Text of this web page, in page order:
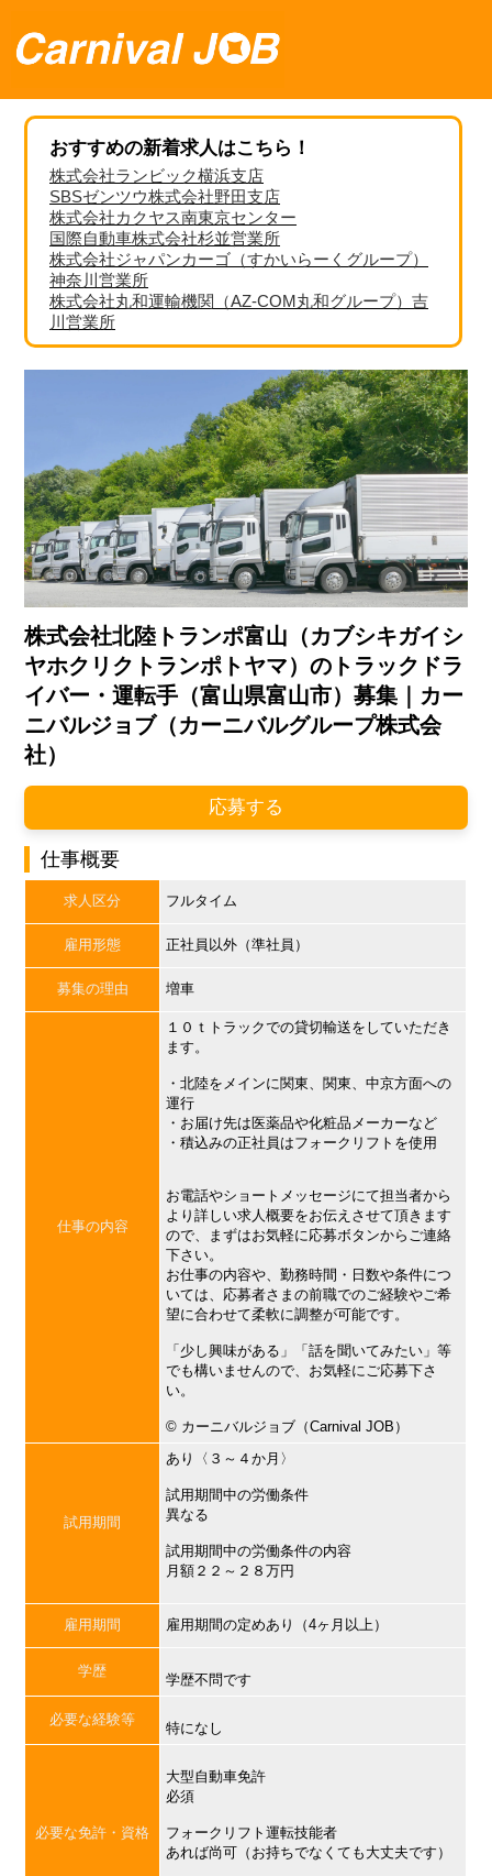
おすすめの新着求人はこちら！
株式会社ランビック横浜支店
SBSゼンツウ株式会社野田支店
株式会社カクヤス南東京センター
国際自動車株式会社杉並営業所
株式会社ジャパンカーゴ（すかいらーくグループ）
神奈川営業所
株式会社丸和運輸機関（AZ-COM丸和グループ）吉
川営業所
株式会社北陸トランポ富山（カブシキガイシ
ヤホクリクトランポトヤマ）のトラックドラ
イバー・運転手（富山県富山市）募集｜カー
ニバルジョブ（カーニバルグループ株式会
社）
応募する
仕事概要
求人区分 フルタイム
雇用形態 正社員以外（準社員）
募集の理由 増車
仕事の内容
１０ｔトラックでの貸切輸送をしていただき
ます。
・北陸をメインに関東、関東、中京方面への
運行
・お届け先は医薬品や化粧品メーカーなど
・積込みの正社員はフォークリフトを使用
お電話やショートメッセージにて担当者から
より詳しい求人概要をお伝えさせて頂きます
ので、まずはお気軽に応募ボタンからご連絡
下さい。
お仕事の内容や、勤務時間・日数や条件につ
いては、応募者さまの前職でのご経験やご希
望に合わせて柔軟に調整が可能です。
「少し興味がある」「話を聞いてみたい」等
でも構いませんので、お気軽にご応募下さ
い。
©︎ カーニバルジョブ（Carnival JOB）
試用期間
あり〈３～４か月〉
試用期間中の労働条件
異なる
試用期間中の労働条件の内容
月額２２～２８万円
雇用期間 雇用期間の定めあり（4ヶ月以上）
学歴
学歴不問です
必要な経験等
特になし
必要な免許・資格
大型自動車免許
必須
フォークリフト運転技能者
あれば尚可（お持ちでなくても大丈夫です）